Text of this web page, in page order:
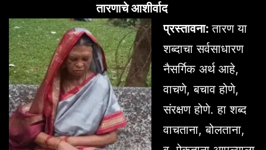
तारणाचे आशीर्वाद
प्रस्तावना:तारण या
शब्दाचा सर्वसाधारण
नैसर्गिक अर्थ आहे,
वाचणे, बचाव होणे,
संरक्षण होणे. हा शब्द
वाचताना, बोलताना,